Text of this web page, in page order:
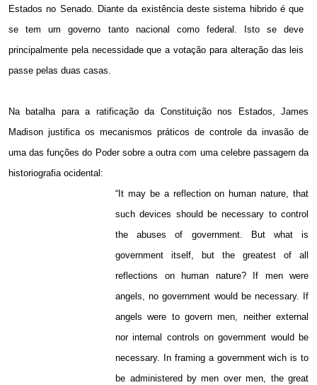
Estados no Senado. Diante da existência deste sistema hibrido é que
se tem um governo tanto nacional como federal. Isto se deve
principalmente pela necessidade que a votação para alteração das leis
passe pelas duas casas.
Na batalha para a ratificação da Constituição nos Estados, James
Madison justifica os mecanismos práticos de controle da invasão de
uma das funções do Poder sobre a outra com uma celebre passagem da
historiografia ocidental:
“It may be a reflection on human nature, that
such devices should be necessary to control
the abuses of government. But what is
government itself, but the greatest of all
reflections on human nature? If men were
angels, no government would be necessary. If
angels were to govern men, neither external
nor internal controls on government would be
necessary. In framing a government wich is to
be administered by men over men, the great